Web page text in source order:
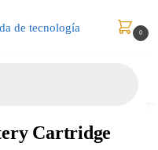
0
Cartridge